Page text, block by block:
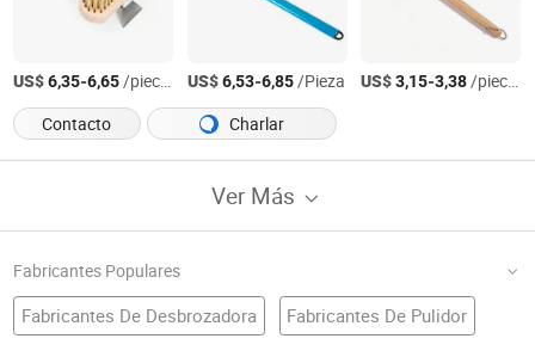
US$6,35-6,65/pieces US$6,53-6,85/Pieza US$3,15-3,38/pieces
Contacto
Charlar
Ver Más
Fabricantes Populares
Fabricantes De Desbrozadora Fabricantes De Pulidor